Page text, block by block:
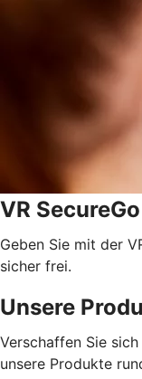
VR
Geben Sie mit der
sicher frei.
Unsere
Verschaffen Sie
unsere Produkte